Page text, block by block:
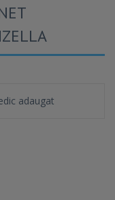
adaugat